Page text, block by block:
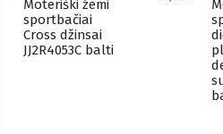
Moteriški žemi
sportbačiai
Cross džinsai
JJ2R4053C balti